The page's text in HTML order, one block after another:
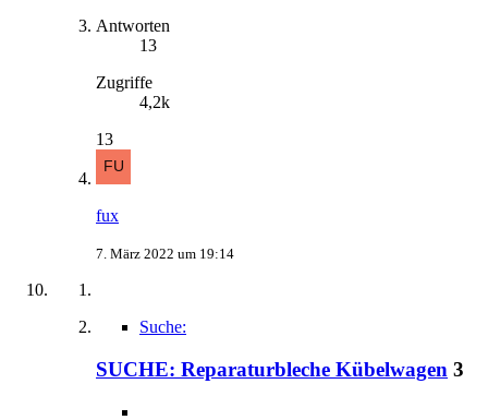
Antworten
13
Zugriffe
4,2k
13
fux
7. März 2022 um 19:14
Suche:
SUCHE: Reparaturbleche Kübelwagen 3